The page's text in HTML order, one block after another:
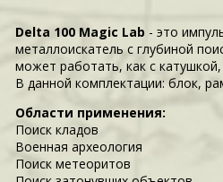
Delta 100 Magic Lab - это
металлоискатель с глубиной
может работать, как с
В данной комплектации: блок,
Области применения:
Поиск кладов
Военная археология
Поиск метеоритов